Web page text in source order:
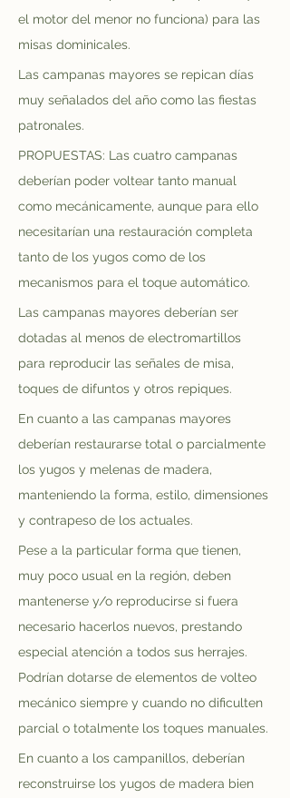
el motor del menor no funciona) para las
misas dominicales.
Las campanas mayores se repican días
muy señalados del año como las fiestas
patronales.
PROPUESTAS: Las cuatro campanas
deberían poder voltear tanto manual
como mecánicamente, aunque para ello
necesitarían una restauración completa
tanto de los yugos como de los
mecanismos para el toque automático.
Las campanas mayores deberían ser
dotadas al menos de electromartillos
para reproducir las señales de misa,
toques de difuntos y otros repiques.
En cuanto a las campanas mayores
deberían restaurarse total o parcialmente
los yugos y melenas de madera,
manteniendo la forma, estilo, dimensiones
y contrapeso de los actuales.
Pese a la particular forma que tienen,
muy poco usual en la región, deben
mantenerse y/o reproducirse si fuera
necesario hacerlos nuevos, prestando
especial atención a todos sus herrajes.
Podrían dotarse de elementos de volteo
mecánico siempre y cuando no dificulten
parcial o totalmente los toques manuales.
En cuanto a los campanillos, deberían
reconstruirse los yugos de madera bien